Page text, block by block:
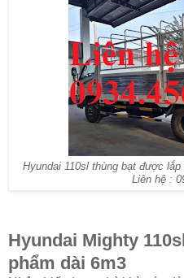
Hyundai 110sl thùng bạt được
Liên hệ :
Hyundai Mighty
phẩm dài 6m3